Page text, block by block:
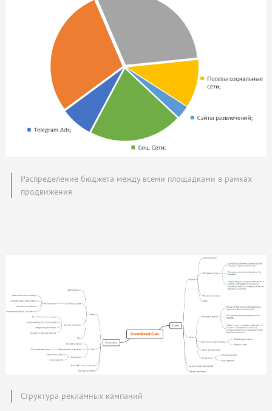
Распределение бюджета между всеми площадками в рамках
продвижения
Структура рекламных кампаний